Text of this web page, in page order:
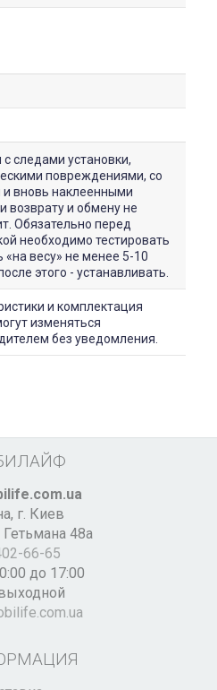
следами установки,
повреждениями, со
вновь наклеенными
возврату и обмену не
Обязательно перед
необходимо тестировать
«на весу» не менее 5-10
этого - устанавливать.
и комплектация
изменяться
без уведомления.
г. Киев
48а
66-65
до 17:00